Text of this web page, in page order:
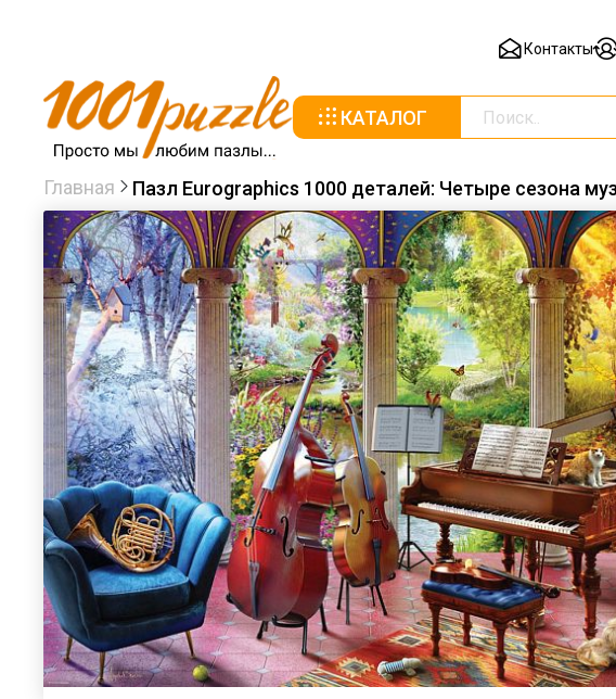
Контакты
КАТАЛОГ
Главная Пазл Eurographics 1000 деталей: Четыре сезона